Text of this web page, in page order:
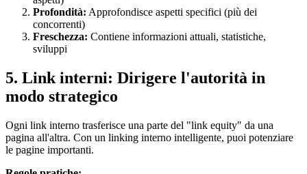
Profondità: Approfondisce aspetti specifici (più dei
concorrenti)
Freschezza: Contiene informazioni attuali, statistiche,
sviluppi
5. Link interni: Dirigere l'autorità in
modo strategico
Ogni link interno trasferisce una parte del "link equity" da una
pagina all'altra. Con un linking interno intelligente, puoi potenziare
le pagine importanti.